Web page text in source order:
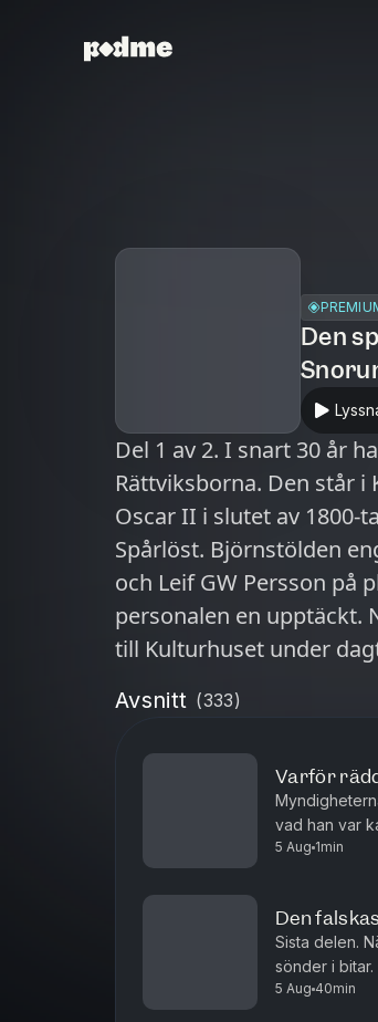
Den
Del 1 av 2. I snart 30 år
Rättviksborna. Den står i Kulturhuset och den är skjuten av självaste kung
Oscar II i slutet av 1800-
Spårlöst. Björnstölden
och Leif GW Persson på
personalen en upptäckt.
till Kulturhuset under
kulturchef Rättviks
ungdomsbibliotekarie
Rättviks kommun Kjell Bond,
räddningsledare Rättviksborna Melvin, Lars Gösta, Kristina, Emanuel, Per,
Gavelin, fd städare på kulturhuset Bengt Stor,
kommunalråd Rättvik
Producent och reporter:
Avsnitt (333)
Varför
vad han var
trots det,
5 Aug 1min
Den
Sista delen.
sönder i
förra tränare
5 Aug 40min